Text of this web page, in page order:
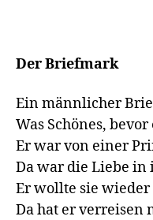
Der Briefmark
Ein männlicher
Was Schönes,
Er war von einer
Da war die Liebe
Er wollte sie wieder
Da hat er verreisen